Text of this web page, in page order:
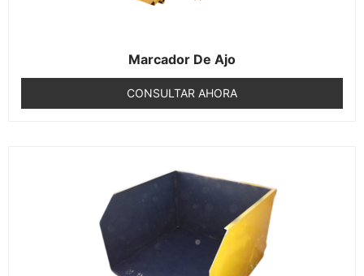
Marcador De Ajo
CONSULTAR AHORA